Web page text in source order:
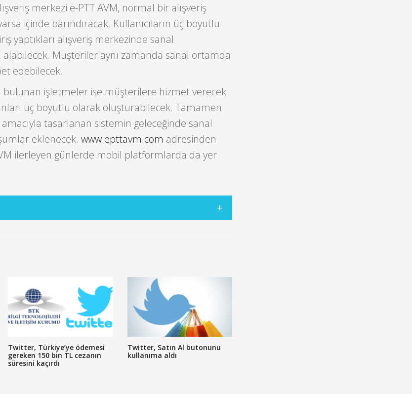
merkezi e-PTT AVM, normal bir alışveriş
içinde barındıracak. Kullanıcıların üç boyutlu
yaptıkları alışveriş merkezinde sanal
Müşteriler aynı zamanda sanal ortamda
edebilecek.
bulunan işletmeler ise müşterilere hizmet verecek
üç boyutlu olarak oluşturabilecek. Tamamen
tasarlanan sistemin geleceğinde sanal
eklenecek. www.epttavm.com adresinden
ilerleyen günlerde mobil platformlarda da yer
Twitter, Türkiye’ye ödemesi
gereken 150 bin TL cezanın
süresini kaçırdı
Twitter, Satın Al butonunu
kullanıma aldı